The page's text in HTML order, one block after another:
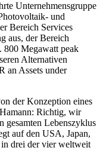
Unternehmensgruppe
und
Bereich Services
aus, der Bereich
800 Megawatt peak
Alternativen
an Assets under
der Konzeption eines
Richtig, wir
gesamten Lebenszyklus
auf den USA, Japan,
drei der vier weltweit